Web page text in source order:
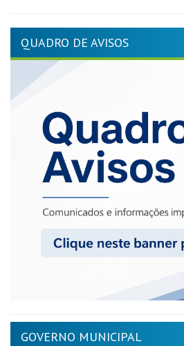
QUADRO DE AVISOS
GOVERNO MUNICIPAL